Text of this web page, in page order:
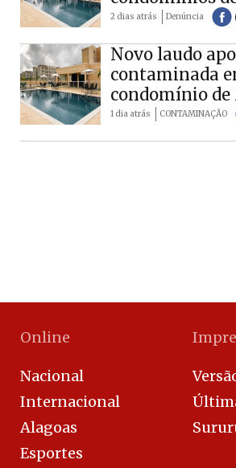
2 dias atrás Denúncia
Novo laudo
contaminada
condomínio de
1 dia atrás CONTAMINAÇÃO
Online
Nacional
Internacional
Alagoas
Esportes